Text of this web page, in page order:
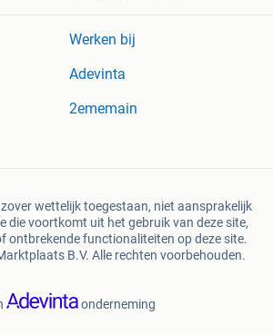
Werken bij
Adevinta
2ememain
wettelijk toegestaan, niet aansprakelijk
die voortkomt uit het gebruik van deze site,
ontbrekende functionaliteiten op deze site.
B.V. Alle rechten voorbehouden.
onderneming